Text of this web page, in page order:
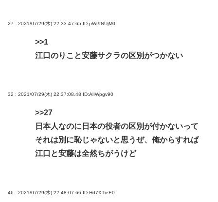
27 : 2021/07/29(木) 22:33:47.65 ID:pWt9NUjM0
>>1
江口のりこと安藤サクラの区別がつかない
32 : 2021/07/29(木) 22:37:08.48 ID:AlIWpgv90
>>27
日本人なのに日本の役者の区別が付かないって
それは別に恥じゃないと思うぜ、俺からすれば
江口と安藤は全然ちがうけど
46 : 2021/07/29(木) 22:48:07.66 ID:Hd7XTieE0